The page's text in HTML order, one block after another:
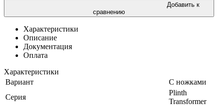
Добавить к
сравнению
Характеристики
Описание
Документация
Оплата
Характеристики
Вариант
С ножками
Серия
Plinth
Transformer